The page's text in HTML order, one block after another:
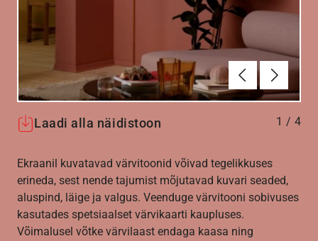
Eelmine
Laadi alla näidistoon 1 / 4
Ekraanil kuvatavad värvitoonid võivad tegelikkuses
erineda, sest nende tajumist mõjutavad kuvari seaded,
aluspind, läige ja valgus. Veenduge värvitooni sobivuses
kasutades spetsiaalset värvikaarti kaupluses.
Võimalusel võtke värvilaast endaga kaasa ning